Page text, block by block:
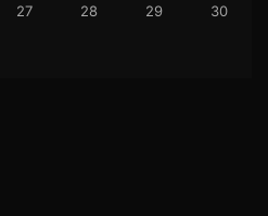
27 28 29 30